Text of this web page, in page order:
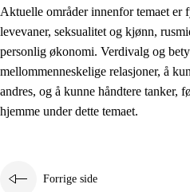
2.2 Kompetanse i fagene
2.3 Grunnleggende
2.4 Å lære å lære
Tverrfaglige temaer
2.5.2 Demokrati og
Aktuelle områder innenfor temaet er
levevaner, seksualitet og kjønn,
personlig økonomi. Verdivalg og
mellommenneskelige relasjoner, å
andres, og å kunne håndtere tanker,
hjemme under dette temaet.
Forrige side